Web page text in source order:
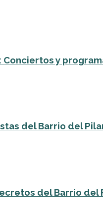
Conciertos y
del Barrio del
del Barrio del